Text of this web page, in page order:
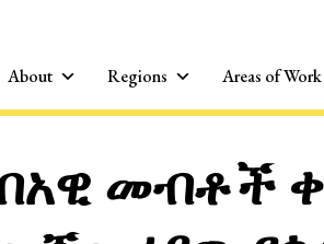
About Regions Areas of Work
መብቶች